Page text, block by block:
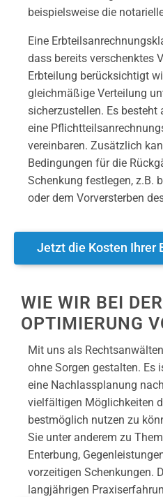
beispielsweise die
Eine
dass bereits verschenktes
Erbteilung berücksichtigt
gleichmäßige Verteilung
sicherzustellen. Es
eine
vereinbaren. Zusätzlich
Bedingungen für die
Schenkung festlegen, z.B.
oder dem Vorversterben
Jetzt die Kosten Ihrer
WIE WIR BEI DER
OPTIMIERUNG
Mit uns als
ohne Sorgen gestalten. Es
eine Nachlassplanung
vielfältigen Möglichkeiten
bestmöglich nutzen zu
Sie unter anderem zu
Enterbung,
vorzeitigen Schenkungen.
langjährigen